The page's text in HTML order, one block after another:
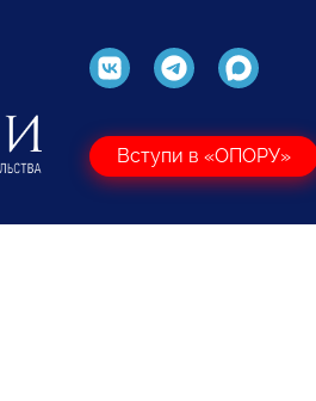
Вступи в «ОПОРУ»